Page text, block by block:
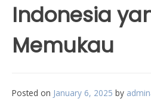
Indonesia
Memukau
Posted on January 6, 2025 by